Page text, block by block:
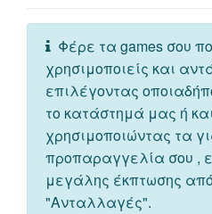
Φέρε τα games σου
χρησιμοποιείς και
επιλέγοντας
το κατάστημά μας ή
χρησιμοποιώντας τα
προπαραγγελία σου ,
μεγάλης έκπτωσης
"Ανταλλαγές".